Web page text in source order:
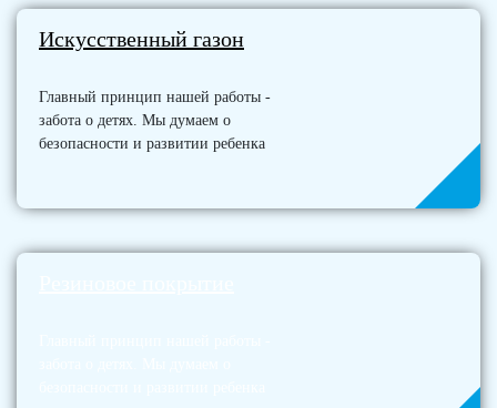
Искусственный газон
Главный принцип нашей работы -
забота о детях. Мы думаем о
безопасности и развитии ребенка